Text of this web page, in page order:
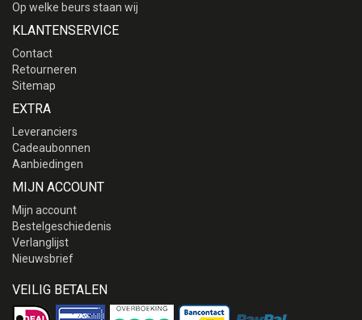
Op welke beurs staan wij
KLANTENSERVICE
Contact
Retourneren
Sitemap
EXTRA
Leveranciers
Cadeaubonnen
Aanbiedingen
MIJN ACCOUNT
Mijn account
Bestelgeschiedenis
Verlanglijst
Nieuwsbrief
VEILIG BETALEN